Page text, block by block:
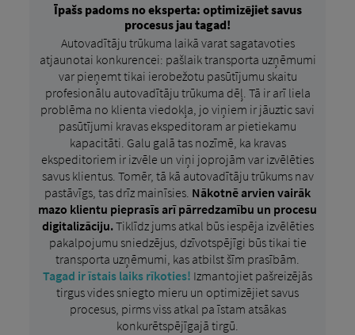
Īpašs padoms no eksperta: optimizējiet savus
procesus jau tagad!
Autovadītāju trūkuma laikā varat sagatavoties
atjaunotai konkurencei: pašlaik transporta uzņēmumi
var pieņemt tikai ierobežotu pasūtījumu skaitu
profesionālu autovadītāju trūkuma dēļ. Tā ir arī liela
problēma no klienta viedokļa, jo viņiem ir jāuztic savi
pasūtījumi kravas ekspeditoram ar pietiekamu
kapacitāti. Galu galā tas nozīmē, ka kravas
ekspeditoriem ir izvēle un viņi joprojām var izvēlēties
savus klientus. Tomēr, tā kā autovadītāju trūkums nav
pastāvīgs, tas drīz mainīsies. Nākotnē arvien vairāk
mazo klientu pieprasīs arī pārredzamību un procesu
digitalizāciju.Tiklīdz jums atkal būs iespēja izvēlēties
pakalpojumu sniedzējus, dzīvotspējīgi būs tikai tie
transporta uzņēmumi, kas atbilst šīm prasībām.
Tagad ir īstais laiks rīkoties! Izmantojiet pašreizējās
tirgus vides sniegto mieru un optimizējiet savus
procesus, pirms viss atkal pa īstam atsākas
konkurētspējīgajā tirgū.